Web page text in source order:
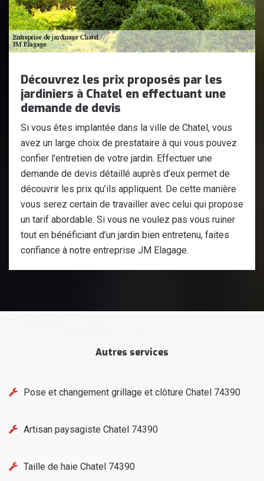
Découvrez les prix proposés par les
jardiniers à Chatel en effectuant une
demande de devis
Si vous êtes implantée dans la ville de Chatel, vous
avez un large choix de prestataire à qui vous pouvez
confier l’entretien de votre jardin. Effectuer une
demande de devis détaillé auprès d’eux permet de
découvrir les prix qu’ils appliquent. De cette manière
vous serez certain de travailler avec celui qui propose
un tarif abordable. Si vous ne voulez pas vous ruiner
tout en bénéficiant d’un jardin bien entretenu, faites
confiance à notre entreprise JM Elagage.
Autres services
Pose et changement grillage et clôture Chatel 74390
Artisan paysagiste Chatel 74390
Taille de haie Chatel 74390